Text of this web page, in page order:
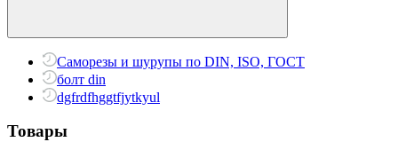
Саморезы и шурупы по DIN, ISO, ГОСТ
болт din
dgfrdfhggtfjytkyul
Товары